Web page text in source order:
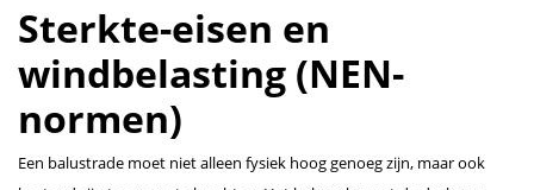
Sterkte-eisen en
windbelasting (NEN-
normen)
Een balustrade moet niet alleen fysiek hoog genoeg zijn, maar ook